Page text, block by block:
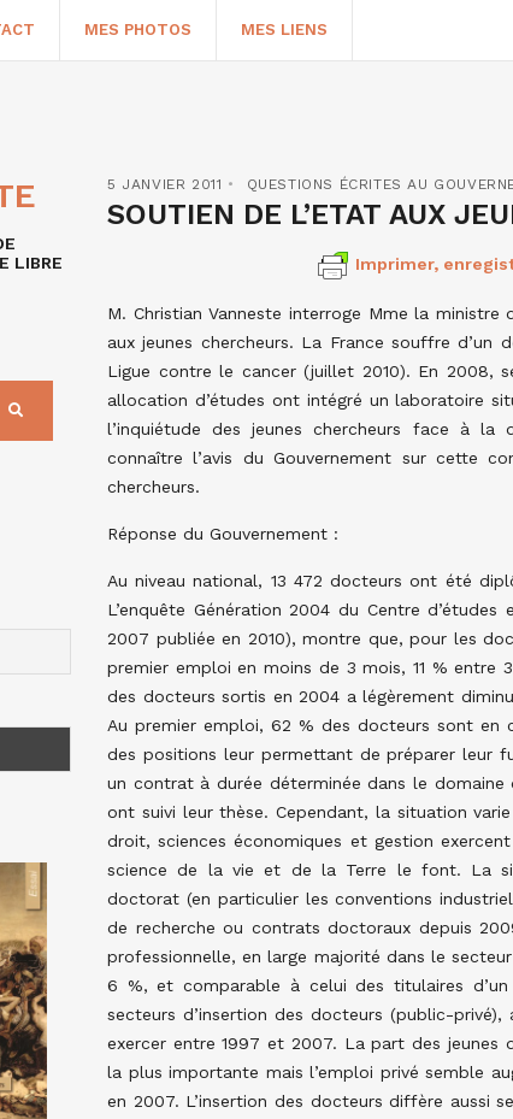
MES PHOTOS MES LIENS
5 JANVIER 2011 QUESTIONS ÉCRITES AU
SOUTIEN DE L’ETAT AUX
Imprimer,
M. Christian Vanneste interroge Mme la
aux jeunes chercheurs. La France souffre d’un
Ligue contre le cancer (juillet 2010). En 2008,
allocation d’études ont intégré un laboratoire
l’inquiétude des jeunes chercheurs face à la
connaître l’avis du Gouvernement sur cette
chercheurs.
Réponse du Gouvernement :
Au niveau national, 13 472 docteurs ont été
L’enquête Génération 2004 du Centre
2007 publiée en 2010), montre que, pour les
premier emploi en moins de 3 mois, 11 %
des docteurs sortis en 2004 a légèrement
Au premier emploi, 62 % des docteurs sont
des positions leur permettant de préparer leur
un contrat à durée déterminée dans le
ont suivi leur thèse. Cependant, la situation
droit, sciences économiques et gestion
science de la vie et de la Terre le font. La
doctorat (en particulier les conventions
de recherche ou contrats doctoraux depuis
professionnelle, en large majorité dans le
6 %, et comparable à celui des titulaires
secteurs d’insertion des docteurs (public-
exercer entre 1997 et 2007. La part des
la plus importante mais l’emploi privé semble
en 2007. L’insertion des docteurs diffère aussi
LIBRE
RECHERCHER